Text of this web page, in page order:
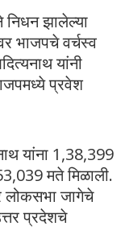
निधन झालेल्या
भाजपचे वर्चस्व
यांनी
प्रवेश
यांना 1,38,399
मते मिळाली.
लोकसभा जागेचे
प्रदेशचे